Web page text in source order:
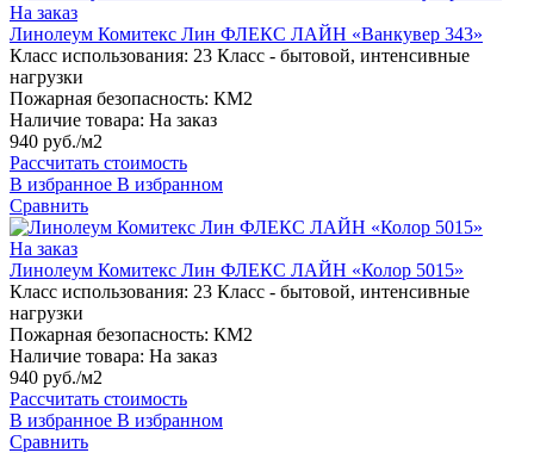
На заказ
Линолеум Комитекс Лин ФЛЕКС ЛАЙН «Ванкувер 343»
Класс использования: 23 Класс - бытовой, интенсивные
нагрузки
Пожарная безопасность: КМ2
Наличие товара: На заказ
940 руб./м2
Рассчитать стоимость
В избранное В избранном
Сравнить
На заказ
Линолеум Комитекс Лин ФЛЕКС ЛАЙН «Колор 5015»
Класс использования: 23 Класс - бытовой, интенсивные
нагрузки
Пожарная безопасность: КМ2
Наличие товара: На заказ
940 руб./м2
Рассчитать стоимость
В избранное В избранном
Сравнить